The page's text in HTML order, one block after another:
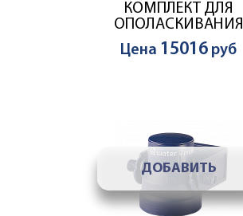
КОМПЛЕКТ ДЛЯ
ОПОЛАСКИВАНИЯ
Цена 15016 руб
ДОБАВИТЬ